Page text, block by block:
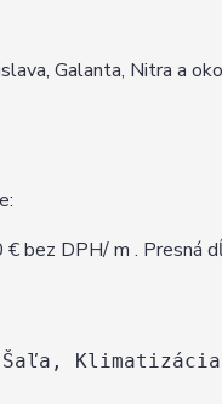
Galanta, Nitra a
bez DPH/ m . Presná
Klimatizácia